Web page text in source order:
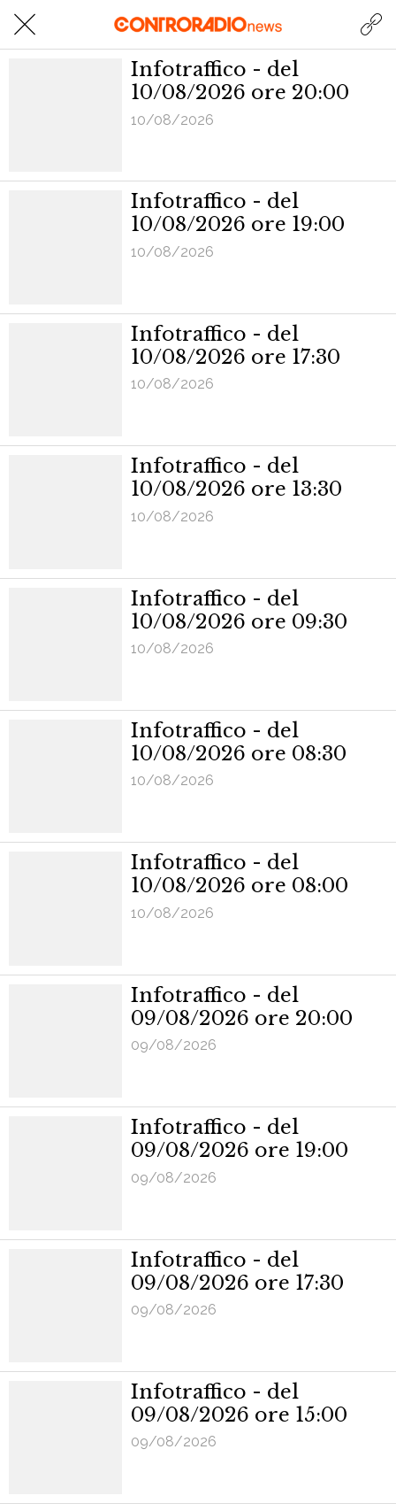
Infotraffico - del
10/08/2026 ore 20:00
10/08/2026
Infotraffico - del
10/08/2026 ore 19:00
10/08/2026
Infotraffico - del
10/08/2026 ore 17:30
10/08/2026
Infotraffico - del
10/08/2026 ore 13:30
10/08/2026
Infotraffico - del
10/08/2026 ore 09:30
10/08/2026
Infotraffico - del
10/08/2026 ore 08:30
10/08/2026
Infotraffico - del
10/08/2026 ore 08:00
10/08/2026
Infotraffico - del
09/08/2026 ore 20:00
09/08/2026
Infotraffico - del
09/08/2026 ore 19:00
09/08/2026
Infotraffico - del
09/08/2026 ore 17:30
09/08/2026
Infotraffico - del
09/08/2026 ore 15:00
09/08/2026